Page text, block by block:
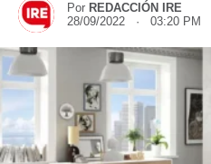
Por REDACCIÓN IRE
28/09/2022 · 03:20 PM